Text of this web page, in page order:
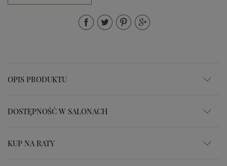
OPIS PRODUKTU
DOSTĘPNOŚĆ W SALONACH
KUP NA RATY